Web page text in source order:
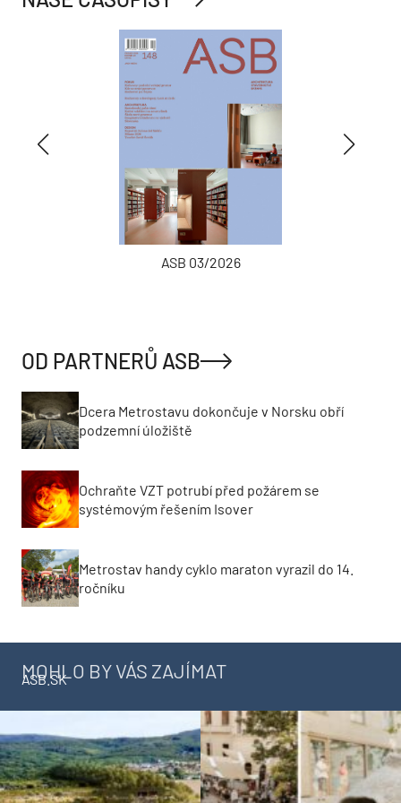
ASB 03/2026
OD PARTNERŮ ASB
Dcera Metrostavu dokončuje v Norsku obří
podzemní úložiště
Ochraňte VZT potrubí před požárem se
systémovým řešením Isover
Metrostav handy cyklo maraton vyrazil do 14.
ročníku
MOHLO BY VÁS ZAJÍMAT
ASB.SK